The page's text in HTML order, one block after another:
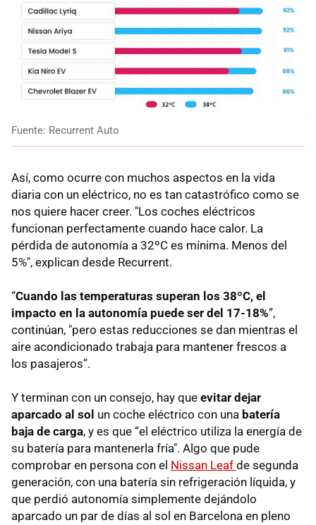
Fuente: Recurrent Auto
Así, como ocurre con muchos aspectos en la vida
diaria con un eléctrico, no es tan catastrófico como se
nos quiere hacer creer. "Los coches eléctricos
funcionan perfectamente cuando hace calor. La
pérdida de autonomía a 32ºC es mínima. Menos del
5%", explican desde Recurrent.
“Cuando las temperaturas superan los 38ºC, el
impacto en la autonomía puede ser del 17-18%”,
continúan, "pero estas reducciones se dan mientras el
aire acondicionado trabaja para mantener frescos a
los pasajeros”.
Y terminan con un consejo, hay que evitar dejar
aparcado al sol un coche eléctrico con una batería
baja de carga, y es que “el eléctrico utiliza la energía de
su batería para mantenerla fría". Algo que pude
comprobar en persona con el Nissan Leaf de segunda
generación, con una batería sin refrigeración líquida, y
que perdió autonomía simplemente dejándolo
aparcado un par de días al sol en Barcelona en pleno